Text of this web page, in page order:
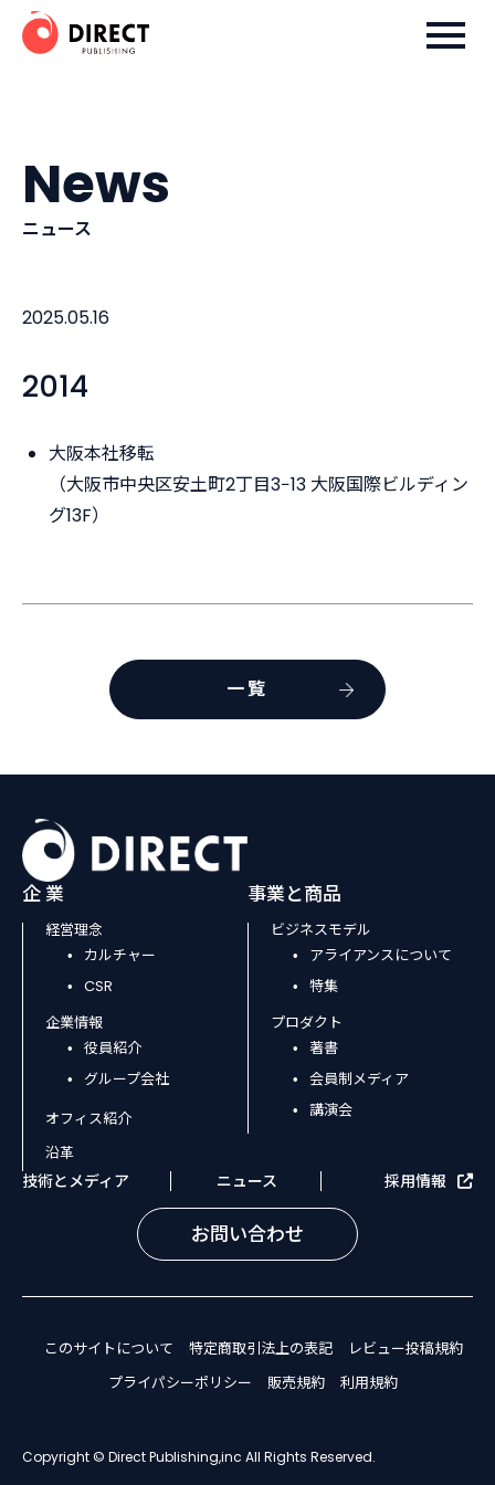
Skip
ダイレクト出版株式会社
News
ニュース
2025.05.16
2014
大阪本社移転
（大阪市中央区安土町2丁目3−13 大阪国際ビルディン
グ13F）
一覧
企 業
経営理念
カルチャー
CSR
企業情報
役員紹介
グループ会社
オフィス紹介
沿革
事業と商品
ビジネスモデル
アライアンスについて
特集
プロダクト
著書
会員制メディア
講演会
技術とメディア ニュース 採用情報
お問い合わせ
このサイトについて 特定商取引法上の表記
レビュー投稿規約
プライパシーポリシー
販売規約 利用規約
Copyright © Direct Publishing,inc All Rights Reserved.